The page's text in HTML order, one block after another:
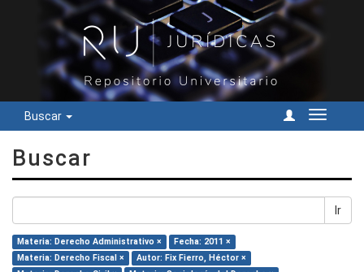
Buscar
Cambiar
Buscar
Ir
Materia: Derecho Administrativo ×
Fecha: 2011 ×
Materia: Derecho Fiscal ×
Autor: Fix Fierro, Héctor ×